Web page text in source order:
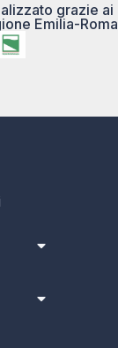
grazie ai
Emilia-